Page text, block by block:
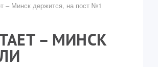
– Минск держится, на пост №1
– МИНСК